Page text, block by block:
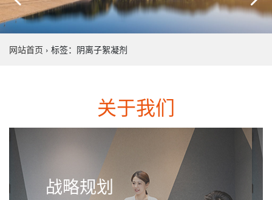
网站首页 › 标签：阴离子絮凝剂
关于我们
战略规划